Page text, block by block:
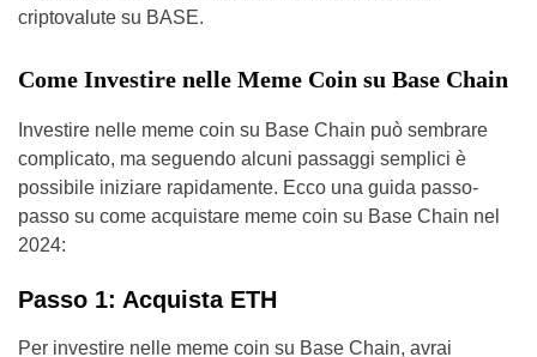
criptovalute su BASE.
Come Investire nelle Meme Coin su Base Chain
Investire nelle meme coin su Base Chain può sembrare
complicato, ma seguendo alcuni passaggi semplici è
possibile iniziare rapidamente. Ecco una guida passo-
passo su come acquistare meme coin su Base Chain nel
2024:
Passo 1: Acquista ETH
Per investire nelle meme coin su Base Chain, avrai